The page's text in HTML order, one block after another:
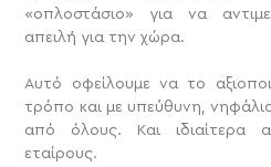
«οπλοστάσιο» για να
απειλή για την χώρα.
Αυτό οφείλουμε να το
τρόπο και με υπεύθυνη,
από όλους. Και ιδιαίτερα
εταίρους.